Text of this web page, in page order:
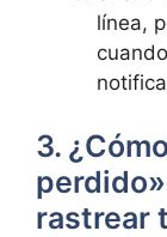
línea,
3.
rastrear